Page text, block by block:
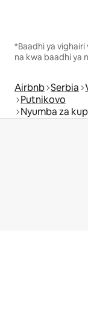
*Baadhi ya
na kwa baadhi ya
Airbnb Serbia
Putnikovo
Nyumba za